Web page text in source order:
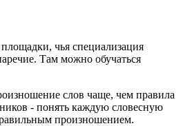
чья специализация
Там можно обучаться
слов чаще, чем правила
- понять каждую словесную
произношением.